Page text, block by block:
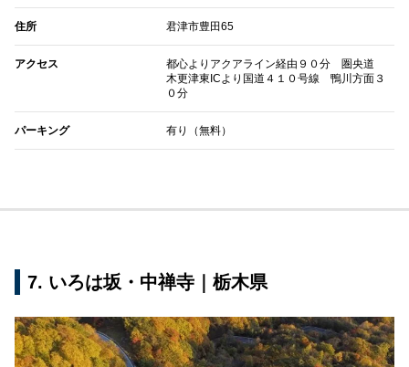
住所 君津市豊田65
アクセス
都心よりアクアライン経由９０分 圏央道
木更津東ICより国道４１０号線 鴨川方面３
０分
パーキング 有り（無料）
7. いろは坂・中禅寺｜栃木県